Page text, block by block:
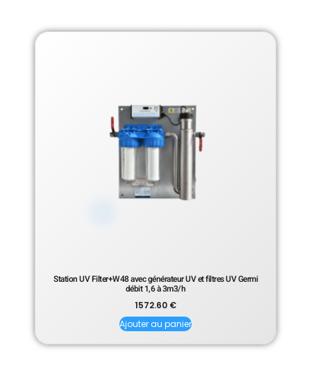
Station UV Filter+W48 avec générateur UV et filtres UV Germi
débit 1,6 à 3m3/h
1572.60 €
Ajouter au panier